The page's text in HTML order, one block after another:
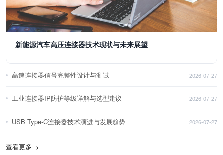
新能源汽车高压连接器技术现状与未来展望
高速连接器信号完整性设计与测试 2026-07-27
工业连接器IP防护等级详解与选型建议 2026-07-27
USB Type-C连接器技术演进与发展趋势 2026-07-27
查看更多→